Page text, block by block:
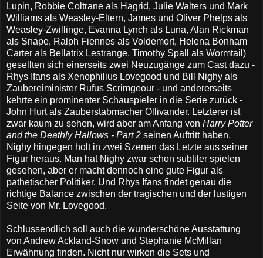
Lupin, Robbie Coltrane als Hagrid, Julie Walters und Mark
Williams als Weasley-Eltern, James und Oliver Phelps als
Weasley-Zwillinge, Evanna Lynch als Luna, Alan Rickman
als Snape, Ralph Fiennes als Voldemort, Helena Bonham
Carter als Bellatrix Lestrange, Timothy Spall als Wormtail)
gesellten sich einerseits zwei Neuzugänge zum Cast dazu -
Rhys Ifans als Xenophilius Lovegood und Bill Nighy als
Zaubereiminister Rufus Scrimgeour - und andererseits
kehrte ein prominenter Schauspieler in die Serie zurück -
John Hurt als Zauberstabmacher Ollivander. Letzterer ist
zwar kaum zu sehen, wird aber am Anfang von Harry Potter
and the Deathly Hallows - Part 2 seinen Auftritt haben.
Nighy hingegen holt in zwei Szenen das Letzte aus seiner
Figur heraus. Man hat Nighy zwar schon subtiler spielen
gesehen, aber er macht dennoch eine gute Figur als
pathetischer Politiker. Und Rhys Ifans findet genau die
richtige Balance zwischen der tragischen und der lustigen
Seite von Mr. Lovegood.
Schlussendlich soll auch die wunderschöne Ausstattung
von Andrew Ackland-Snow und Stephanie McMillan
Erwähnung finden. Nicht nur wirken die Sets und